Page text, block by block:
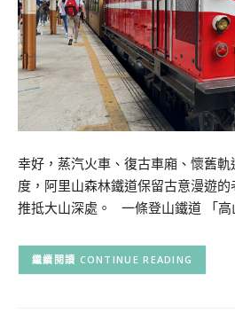
幸好，蒸汽火車、復古車廂、懷舊
度，阿里山森林鐵道保留古意漫遊
推抵大山深處。 一條登山鐵道 「
CONTINUE READING